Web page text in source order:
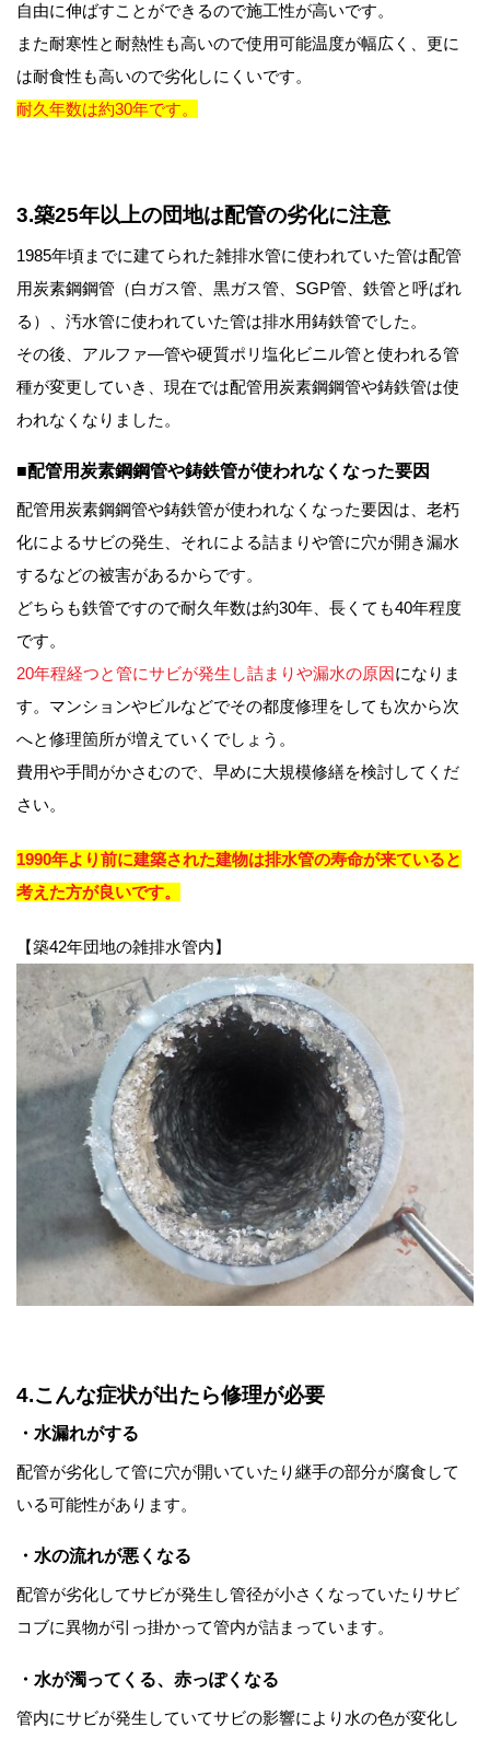
自由に伸ばすことができるので施工性が高いです。
また耐寒性と耐熱性も高いので使用可能温度が幅広く、更に
は耐食性も高いので劣化しにくいです。
耐久年数は約30年です。
3.築25年以上の団地は配管の劣化に注意
1985年頃までに建てられた雑排水管に使われていた管は配管
用炭素鋼鋼管（白ガス管、黒ガス管、SGP管、鉄管と呼ばれ
る）、汚水管に使われていた管は排水用鋳鉄管でした。
その後、アルファ―管や硬質ポリ塩化ビニル管と使われる管
種が変更していき、現在では配管用炭素鋼鋼管や鋳鉄管は使
われなくなりました。
■配管用炭素鋼鋼管や鋳鉄管が使われなくなった要因
配管用炭素鋼鋼管や鋳鉄管が使われなくなった要因は、老朽
化によるサビの発生、それによる詰まりや管に穴が開き漏水
するなどの被害があるからです。
どちらも鉄管ですので耐久年数は約30年、長くても40年程度
です。
20年程経つと管にサビが発生し詰まりや漏水の原因になりま
す。マンションやビルなどでその都度修理をしても次から次
へと修理箇所が増えていくでしょう。
費用や手間がかさむので、早めに大規模修繕を検討してくだ
さい。
1990年より前に建築された建物は排水管の寿命が来ていると
考えた方が良いです。
【築42年団地の雑排水管内】
4.こんな症状が出たら修理が必要
・水漏れがする
配管が劣化して管に穴が開いていたり継手の部分が腐食して
いる可能性があります。
・水の流れが悪くなる
配管が劣化してサビが発生し管径が小さくなっていたりサビ
コブに異物が引っ掛かって管内が詰まっています。
・水が濁ってくる、赤っぽくなる
管内にサビが発生していてサビの影響により水の色が変化し